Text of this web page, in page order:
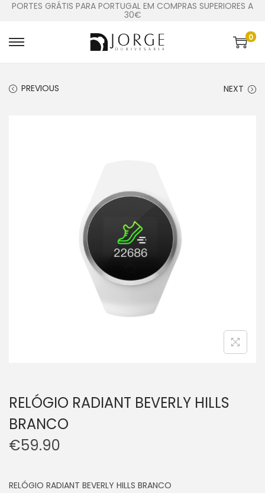
PORTES GRÁTIS PARA PORTUGAL EM COMPRAS SUPERIORES A
30€
0
PREVIOUS NEXT
RELÓGIO RADIANT BEVERLY HILLS
BRANCO
€59.90
RELÓGIO RADIANT BEVERLY HILLS BRANCO